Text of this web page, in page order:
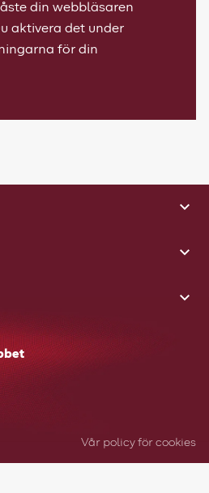
din webbläsaren
aktivera det under
för din
Vår policy för cookies